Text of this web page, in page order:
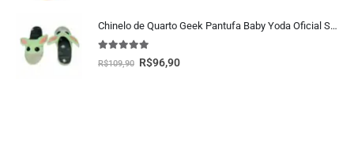
Chinelo de Quarto Geek Pantufa Baby Yoda Oficial Star Wars
fora de 5
R$109,90 R$96,90